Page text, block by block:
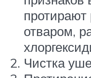
отваром,
Чистка